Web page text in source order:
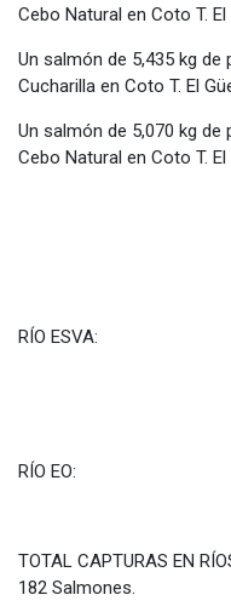
Cebo Natural en Coto T. El
Un salmón de 5,435 kg
Cucharilla en Coto T. El
Un salmón de 5,070 kg
Cebo Natural en Coto T. El
TOTAL DEL
RÍO ESVA:
TOTAL DEL
RÍO EO:
TOTAL DEL
TOTAL CAPTURAS EN
182 Salmones.